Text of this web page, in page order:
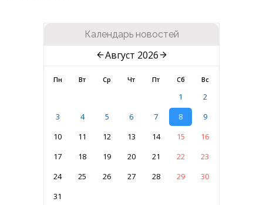
Календарь новостей
Август 2026
Пн Вт Ср Чт Пт Сб Вс
1
2
3
4 5 6 7 8
9
10
11 12 13 14 15
16
17
18 19 20 21 22
23
24
25 26 27 28 29
30
31